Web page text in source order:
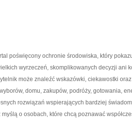
poświęcony ochronie środowiska, który
wyrzeczeń, skomplikowanych decyzji ani
może znaleźć wskazówki, ciekawostki
domu, zakupów, podróży, gotowania,
rozwiązań wspierających bardziej
o osobach, które chcą poznawać